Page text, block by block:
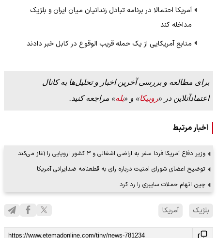
آمریکا احتمالا در برنامه تبادل زندانیان میان ایران و بلژیک
مداخله کند
منابع آمریکایی از یک حمله قریب الوقوع در کابل خبر دادند
برای مطالعه و بررسی آخرین اخبار و تحلیل‌ها به کانال
اعتمادآنلاین در «روبیکا» و «بله» مراجعه کنید.
اخبار مرتبط
وزیر دفاع آمریکا فردا سفر به اراضی اشغالی و 3 کشور اروپایی را آغاز می‌کند
توضیح اعضای شورای امنیت درباره رای به قطعنامه ضدایرانی آمریکا
چین اتهام حملات سایبری را رد کرد
بلژیک آمریکا